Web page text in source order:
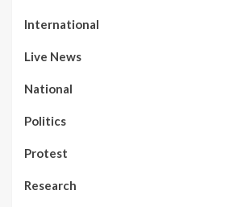
International
Live News
National
Politics
Protest
Research